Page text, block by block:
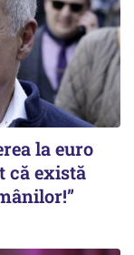
la euro
că există